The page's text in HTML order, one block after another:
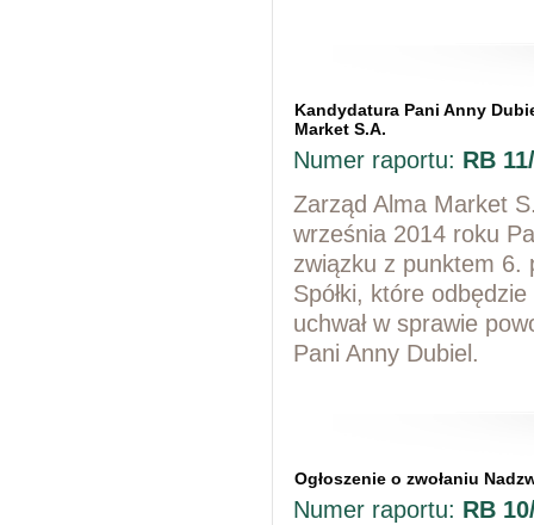
Kandydatura Pani Anny
Market S.A.
Numer raportu: RB
Zarząd Alma Market
września 2014 roku
związku z punktem 6.
Spółki, które
uchwał w sprawie
Pani Anny Dubiel.
Ogłoszenie o zwołaniu
Numer raportu: RB